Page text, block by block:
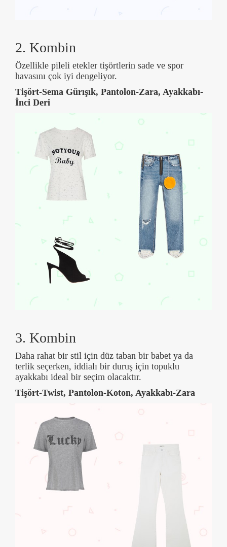
2. Kombin
Özellikle pileli etekler tişörtlerin sade ve spor
havasını çok iyi dengeliyor.
Tişört-Sema Gürışık, Pantolon-Zara, Ayakkabı-
İnci Deri
3. Kombin
Daha rahat bir stil için düz taban bir babet ya da
terlik seçerken, iddialı bir duruş için topuklu
ayakkabı ideal bir seçim olacaktır.
Tişört-Twist, Pantolon-Koton, Ayakkabı-Zara